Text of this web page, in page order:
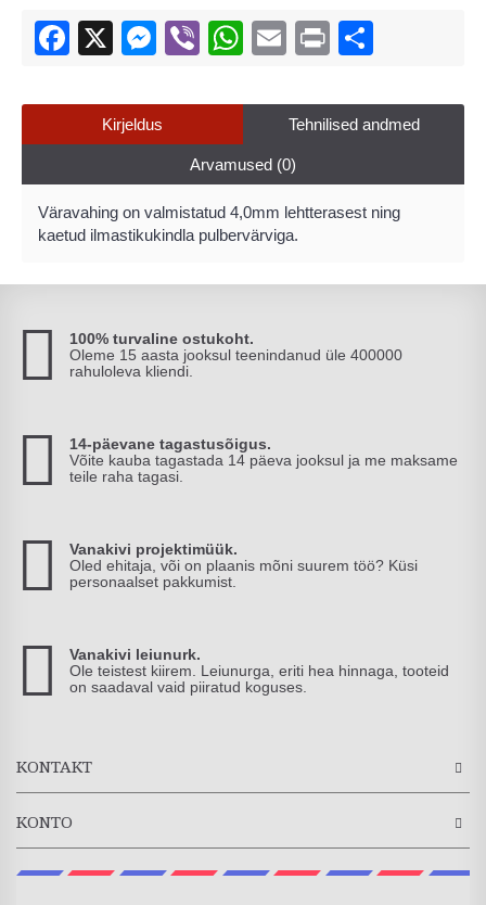
Kirjeldus Tehnilised andmed
Arvamused (0)
Väravahing on valmistatud 4,0mm lehtterasest ning
kaetud ilmastikukindla pulbervärviga.
100% turvaline ostukoht.
Oleme 15 aasta jooksul teenindanud üle 400000
rahuloleva kliendi.
14-päevane tagastusõigus.
Võite kauba tagastada 14 päeva jooksul ja me maksame
teile raha tagasi.
Vanakivi projektimüük.
Oled ehitaja, või on plaanis mõni suurem töö? Küsi
personaalset pakkumist.
Vanakivi leiunurk.
Ole teistest kiirem. Leiunurga, eriti hea hinnaga, tooteid
on saadaval vaid piiratud koguses.
KONTAKT
KONTO